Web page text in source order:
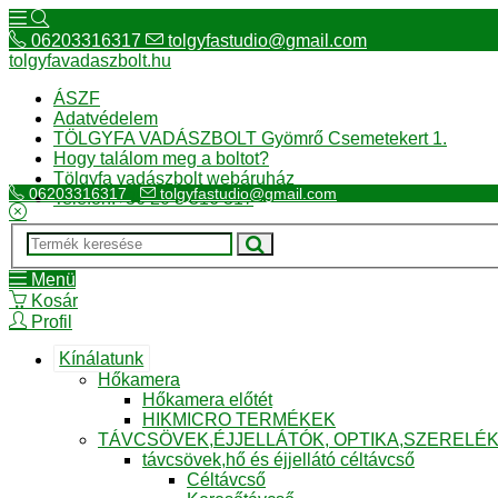
06203316317
tolgyfastudio@gmail.com
tolgyfavadaszbolt.hu
ÁSZF
Adatvédelem
TÖLGYFA VADÁSZBOLT Gyömrő Csemetekert 1.
Hogy találom meg a boltot?
Tölgyfa vadászbolt webáruház
Telefon:+36 20 3 316 317
06203316317 tolgyfastudio@gmail.com
Menü
Kosár
Profil
Kínálatunk
Hőkamera
Hőkamera előtét
HIKMICRO TERMÉKEK
TÁVCSÖVEK,ÉJJELLÁTÓK,
távcsövek,hő és éjjellátó céltávcső
Céltávcső